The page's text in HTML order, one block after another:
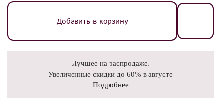
Добавить в корзину
Лучшее на распродаже.
Увеличенные скидки до 60% в августе
Подробнее